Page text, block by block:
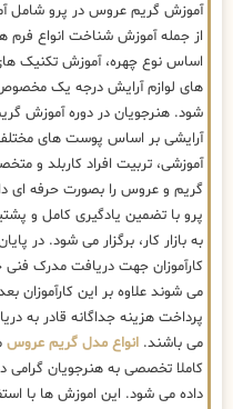
آموزش گریم عروس در پرو شامل
از جمله آموزش شناخت انواع
اساس نوع چهره، آموزش تکنیک
های لوازم آرایش درجه یک
شود. هنرجویان در دوره آموزش
آرایشی بر اساس پوست های
آموزشی، تربیت افراد کاربلد و
گریم و عروس را بصورت حرفه ای
پرو با تضمین یادگیری کامل و
به بازار کار، برگزار می شود. در
کارآموزان جهت دریافت مدرک
می شوند علاوه بر این کارآموزان
پرداخت هزینه جداگانه قادر به
می باشند. انواع مدل گریم عروس
کاملا تخصصی به هنرجویان
داده می شود. این اموزش ها با